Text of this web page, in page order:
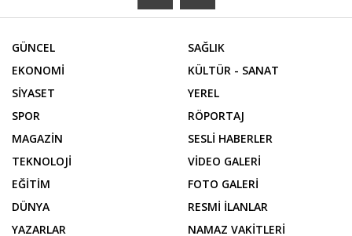
GÜNCEL
EKONOMİ
SİYASET
SPOR
MAGAZİN
TEKNOLOJİ
EĞİTİM
DÜNYA
SAĞLIK
KÜLTÜR - SANAT
YEREL
RÖPORTAJ
SESLİ HABERLER
VİDEO GALERİ
FOTO GALERİ
RESMİ İLANLAR
YAZARLAR
NAMAZ VAKİTLERİ